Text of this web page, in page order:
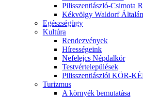
Pilisszentlászló-Csimota
Kékvölgy Waldorf
Egészségügy
Kultúra
Rendezvények
Hírességeink
Nefelejcs Népdalkör
Testvértelepülések
Pilisszentlászlói KÖR-
Turizmus
A környék bemutatása